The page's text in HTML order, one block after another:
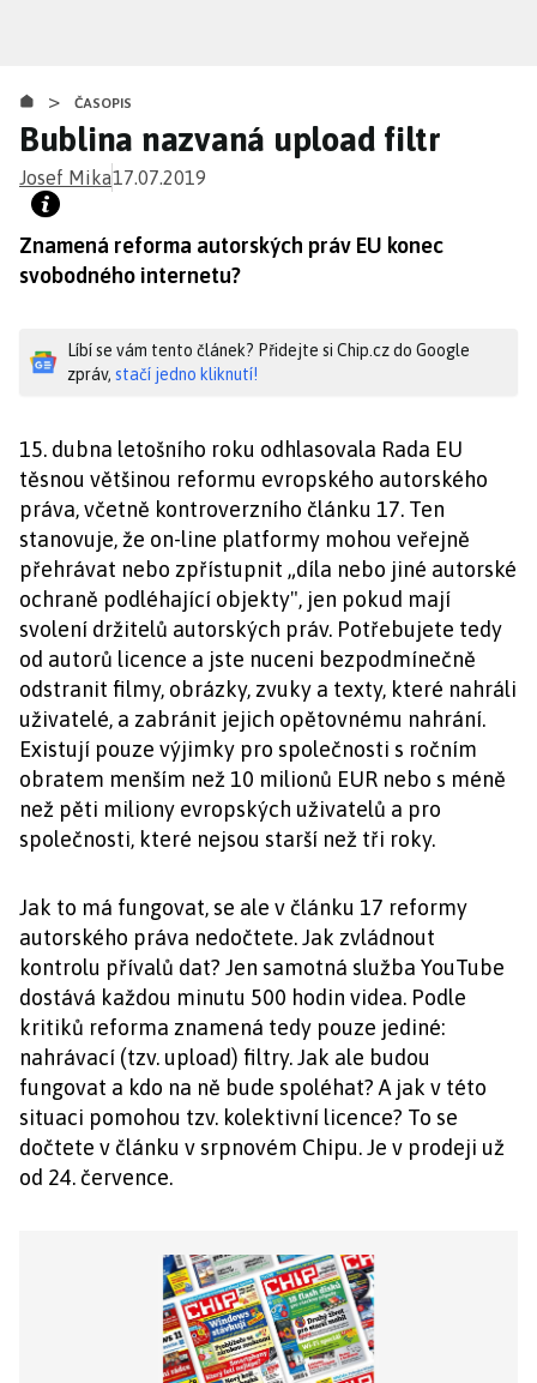
obsahu
> ČASOPIS
Bublina nazvaná upload filtr
Josef Mika17.07.2019
Znamená reforma autorských práv EU konec
svobodného internetu?
Líbí se vám tento článek? Přidejte si Chip.cz do Google
zpráv, stačí jedno kliknutí!
15. dubna letošního roku odhlasovala Rada EU
těsnou většinou reformu evropského autorského
práva, včetně kontroverzního článku 17. Ten
stanovuje, že on-line platformy mohou veřejně
přehrávat nebo zpřístupnit „díla nebo jiné autorské
ochraně podléhající objekty", jen pokud mají
svolení držitelů autorských práv. Potřebujete tedy
od autorů licence a jste nuceni bezpodmínečně
odstranit filmy, obrázky, zvuky a texty, které nahráli
uživatelé, a zabránit jejich opětovnému nahrání.
Existují pouze výjimky pro společnosti s ročním
obratem menším než 10 milionů EUR nebo s méně
než pěti miliony evropských uživatelů a pro
společnosti, které nejsou starší než tři roky.
Jak to má fungovat, se ale v článku 17 reformy
autorského práva nedočtete. Jak zvládnout
kontrolu přívalů dat? Jen samotná služba YouTube
dostává každou minutu 500 hodin videa. Podle
kritiků reforma znamená tedy pouze jediné:
nahrávací (tzv. upload) filtry. Jak ale budou
fungovat a kdo na ně bude spoléhat? A jak v této
situaci pomohou tzv. kolektivní licence? To se
dočtete v článku v srpnovém Chipu. Je v prodeji už
od 24. července.